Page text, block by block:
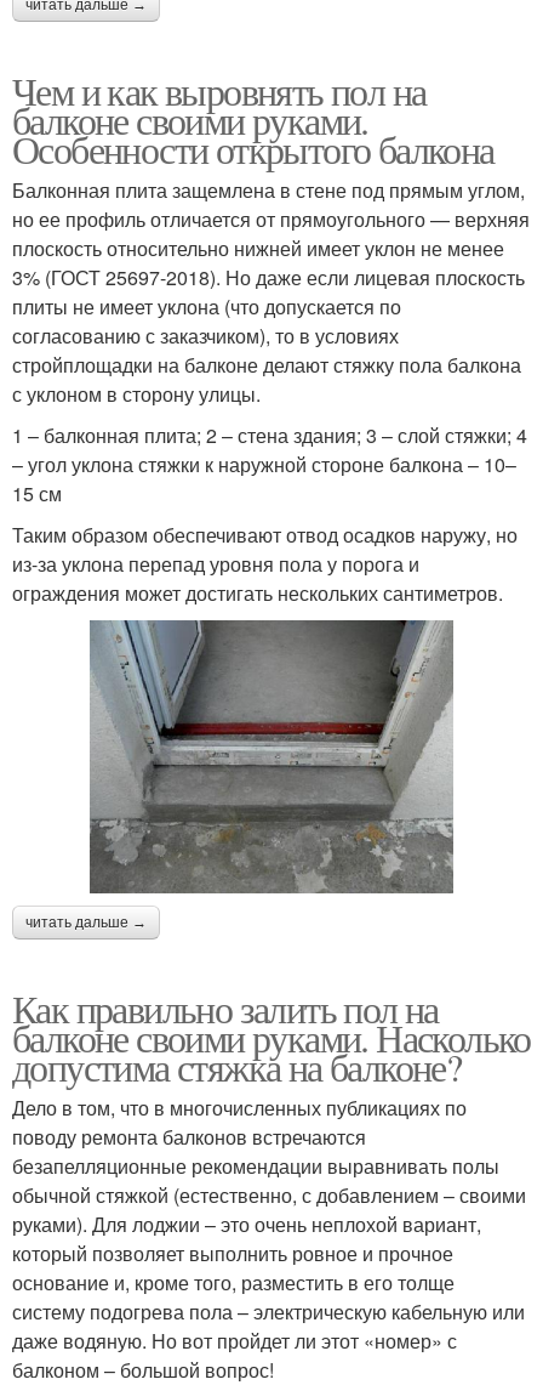
читать дальше →
Чем и как выровнять пол на
балконе своими руками.
Особенности открытого балкона
Балконная плита защемлена в стене под прямым углом,
но ее профиль отличается от прямоугольного — верхняя
плоскость относительно нижней имеет уклон не менее
3% (ГОСТ 25697-2018). Но даже если лицевая плоскость
плиты не имеет уклона (что допускается по
согласованию с заказчиком), то в условиях
стройплощадки на балконе делают стяжку пола балкона
с уклоном в сторону улицы.
1 – балконная плита; 2 – стена здания; 3 – слой стяжки; 4
– угол уклона стяжки к наружной стороне балкона – 10–
15 см
Таким образом обеспечивают отвод осадков наружу, но
из-за уклона перепад уровня пола у порога и
ограждения может достигать нескольких сантиметров.
читать дальше →
Как правильно залить пол на
балконе своими руками. Насколько
допустима стяжка на балконе?
Дело в том, что в многочисленных публикациях по
поводу ремонта балконов встречаются
безапелляционные рекомендации выравнивать полы
обычной стяжкой (естественно, с добавлением – своими
руками). Для лоджии – это очень неплохой вариант,
который позволяет выполнить ровное и прочное
основание и, кроме того, разместить в его толще
систему подогрева пола – электрическую кабельную или
даже водяную. Но вот пройдет ли этот «номер» с
балконом – большой вопрос!